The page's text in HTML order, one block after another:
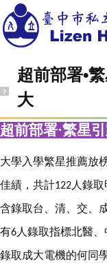
超前部署•
大
超前部署·繁星
大學入學繁星推薦放
佳績，共計122人錄
含錄取台、清、交、
有6人錄取指標北醫
錄取成大電機的何同